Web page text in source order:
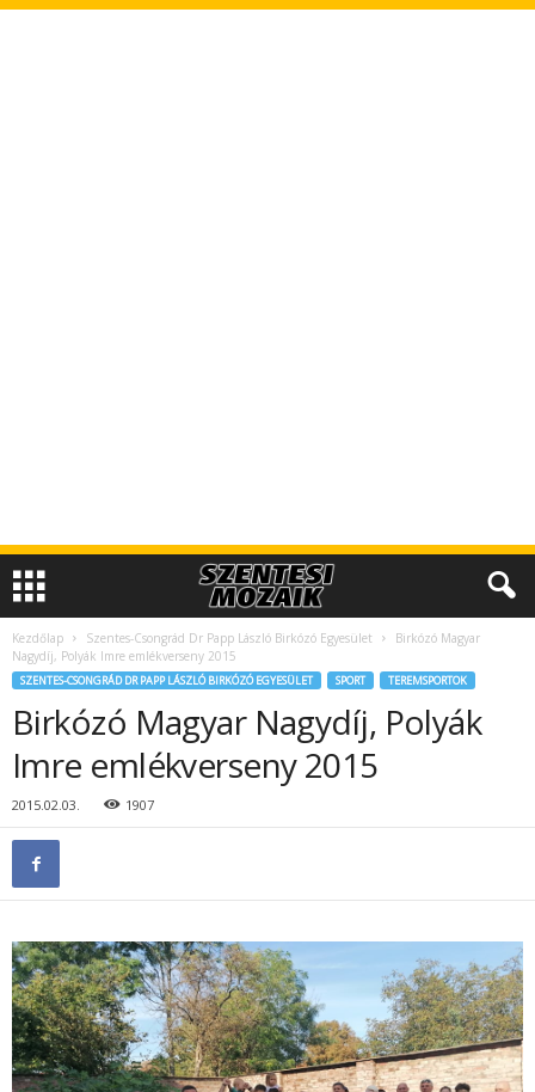
Kezdőlap Szentes-Csongrád Dr Papp László Birkózó Egyesület
Birkózó Magyar
Nagydíj, Polyák Imre emlékverseny 2015
SZENTES-CSONGRÁD DR PAPP LÁSZLÓ BIRKÓZÓ EGYESÜLET SPORT TEREMSPORTOK
Birkózó Magyar Nagydíj, Polyák
Imre emlékverseny 2015
2015.02.03. 1907